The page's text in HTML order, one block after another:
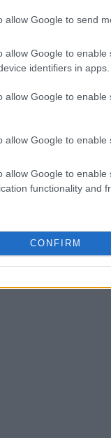
allow Google to send
allow Google to
identifiers in apps.
allow Google to
allow Google to enable
allow Google to
functionality and
CONFIRM
la giovane
gli
una strategia
eccellere è il
in
di conquistare
sorpresa.